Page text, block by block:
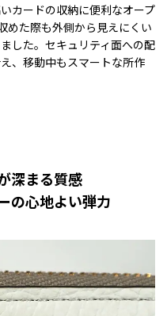
カードの収納に便利なオープ
めた際も外側から見えにくい
した。セキュリティ面への配
、移動中もスマートな所作
深まる質感
の心地よい弾力